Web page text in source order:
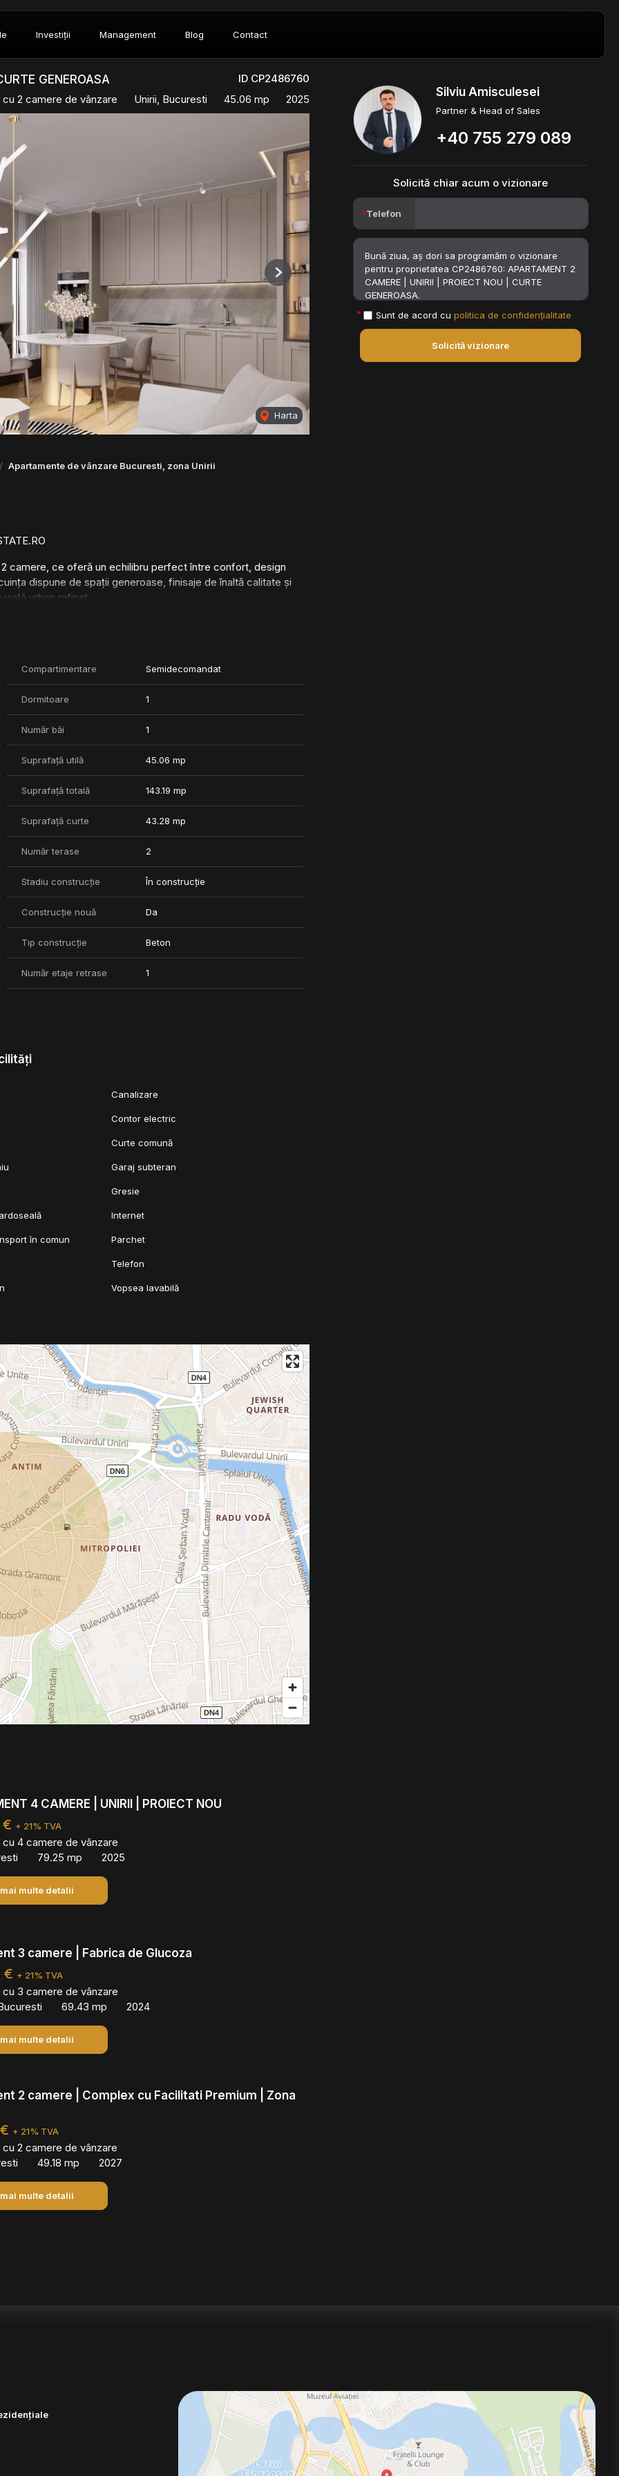
Investiții Management Blog Contact
ID CP2486760
GENEROASA
2 camere de vânzare Unirii, Bucuresti 45.06 mp 2025
Harta
Next
Apartamente de vânzare Bucuresti, zona Unirii
camere, ce oferă un echilibru perfect între confort, design
dispune de spații generoase, finisaje de înaltă calitate și
urban rafinat.
44.16mp si o curte proprie generoasa de aproximativ 43mp.
superioară
premium
principalele puncte de interes ale orașului, parcuri,
în comun asigură o conexiune facilă către toate zonele
orasului, dezvoltatorul acestuia avand o experienta de peste
Compartimentare Semidecomandat
Dormitoare 1
Număr băi 1
Suprafață utilă 45.06 mp
Suprafață totală 143.19 mp
Suprafață curte 43.28 mp
Număr terase 2
Stadiu construcție În construcție
Construcție nouă Da
Tip construcție Beton
Număr etaje retrase 1
Canalizare
Contor electric
Curte comună
Garaj subteran
Gresie
Internet
în comun Parchet
Telefon
Vopsea lavabilă
Silviu Amisculesei
Partner & Head of Sales
+40 755 279 089
Solicită chiar acum o vizionare
Telefon
Sunt de acord cu politica de confidențialitate
Solicită vizionare
4 CAMERE | UNIRII | PROIECT NOU
€ + 21% TVA
4 camere de vânzare
79.25 mp 2025
multe detalii
3 camere | Fabrica de Glucoza
€ + 21% TVA
3 camere de vânzare
69.43 mp 2024
multe detalii
2 camere | Complex cu Facilitati Premium | Zona
+ 21% TVA
2 camere de vânzare
49.18 mp 2027
multe detalii